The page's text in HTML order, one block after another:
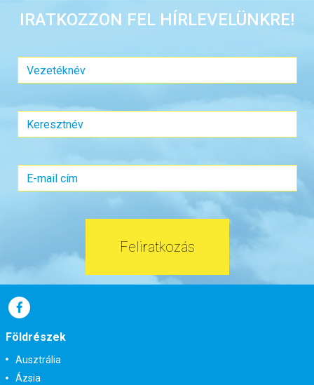
Város:Las Vegas
Kétágyas (franciaágyas) szoba
Időtartam:15 éj
már 2.740.000 Ft-tól
Időpontok és árak
IRATKOZZON FEL HÍRLEVELÜNKRE!
Feliratkozás
Földrészek
Ausztrália
Ázsia